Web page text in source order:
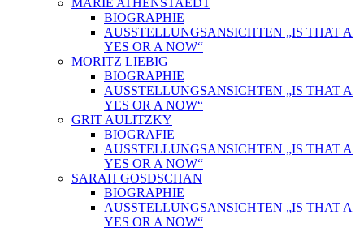
BIOGRAPHIE
AUSSTELLUNGSANSICHTEN „IS THAT A
YES OR A NOW“
MORITZ LIEBIG
BIOGRAPHIE
AUSSTELLUNGSANSICHTEN „IS THAT A
YES OR A NOW“
GRIT AULITZKY
BIOGRAFIE
AUSSTELLUNGSANSICHTEN „IS THAT A
YES OR A NOW“
SARAH GOSDSCHAN
BIOGRAPHIE
AUSSTELLUNGSANSICHTEN „IS THAT A
YES OR A NOW“